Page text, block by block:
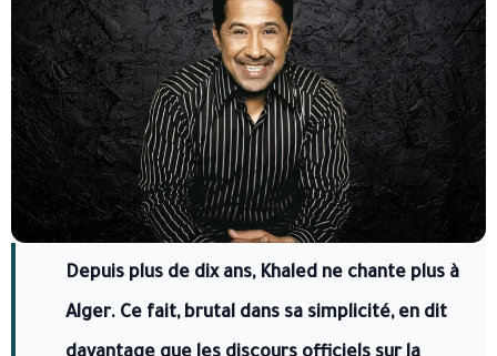
Depuis plus de dix ans, Khaled ne chante plus à
Alger. Ce fait, brutal dans sa simplicité, en dit